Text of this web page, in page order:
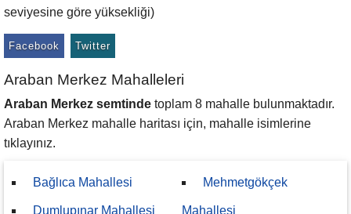
seviyesine göre yüksekliği)
Facebook Twitter
Araban Merkez Mahalleleri
Araban Merkez semtinde toplam 8 mahalle bulunmaktadır.
Araban Merkez mahalle haritası için, mahalle isimlerine
tıklayınız.
Bağlıca Mahallesi
Dumlupınar Mahallesi
Mehmetgökçek
Mahallesi